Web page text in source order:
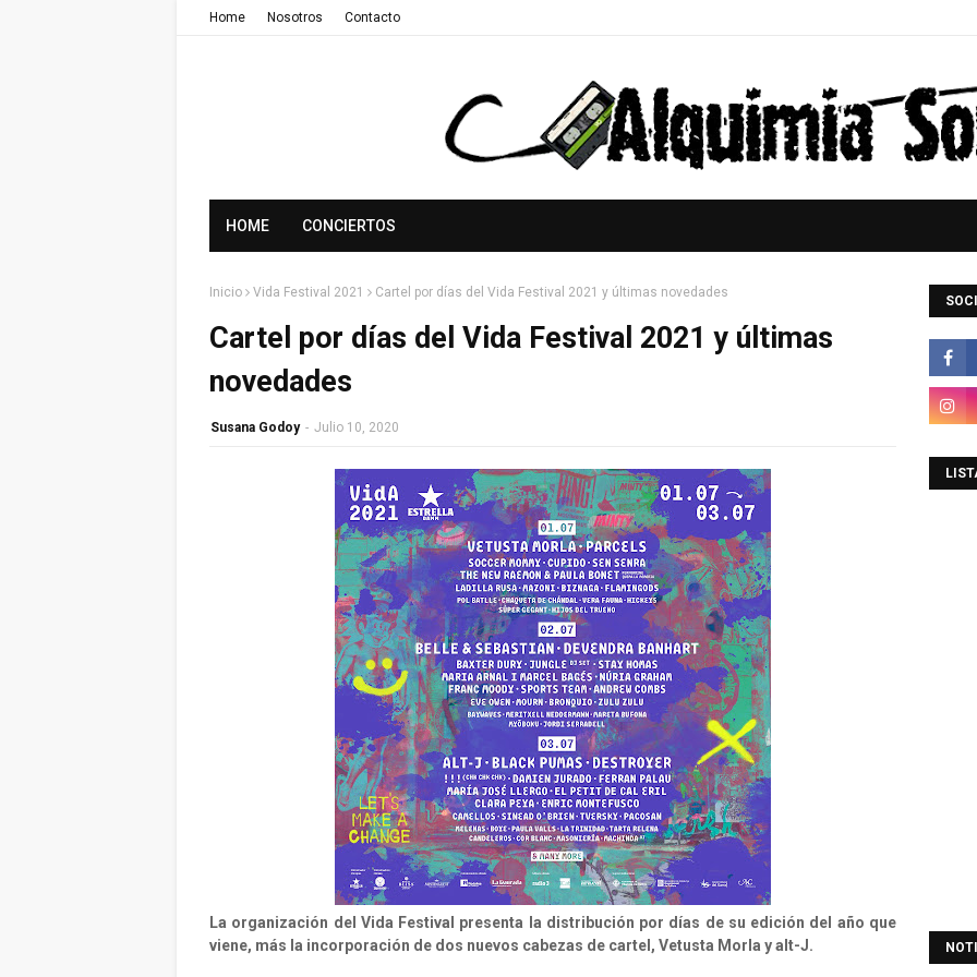
Home Nosotros Contacto
HOME CONCIERTOS
Inicio Vida Festival 2021 Cartel por días del Vida Festival 2021 y últimas novedades
Cartel por días del Vida Festival 2021 y últimas
novedades
Susana Godoy - Julio 10, 2020
La organización del Vida Festival presenta la distribución por días de su edición del año que
viene, más la incorporación de dos nuevos cabezas de cartel, Vetusta Morla y alt-J.